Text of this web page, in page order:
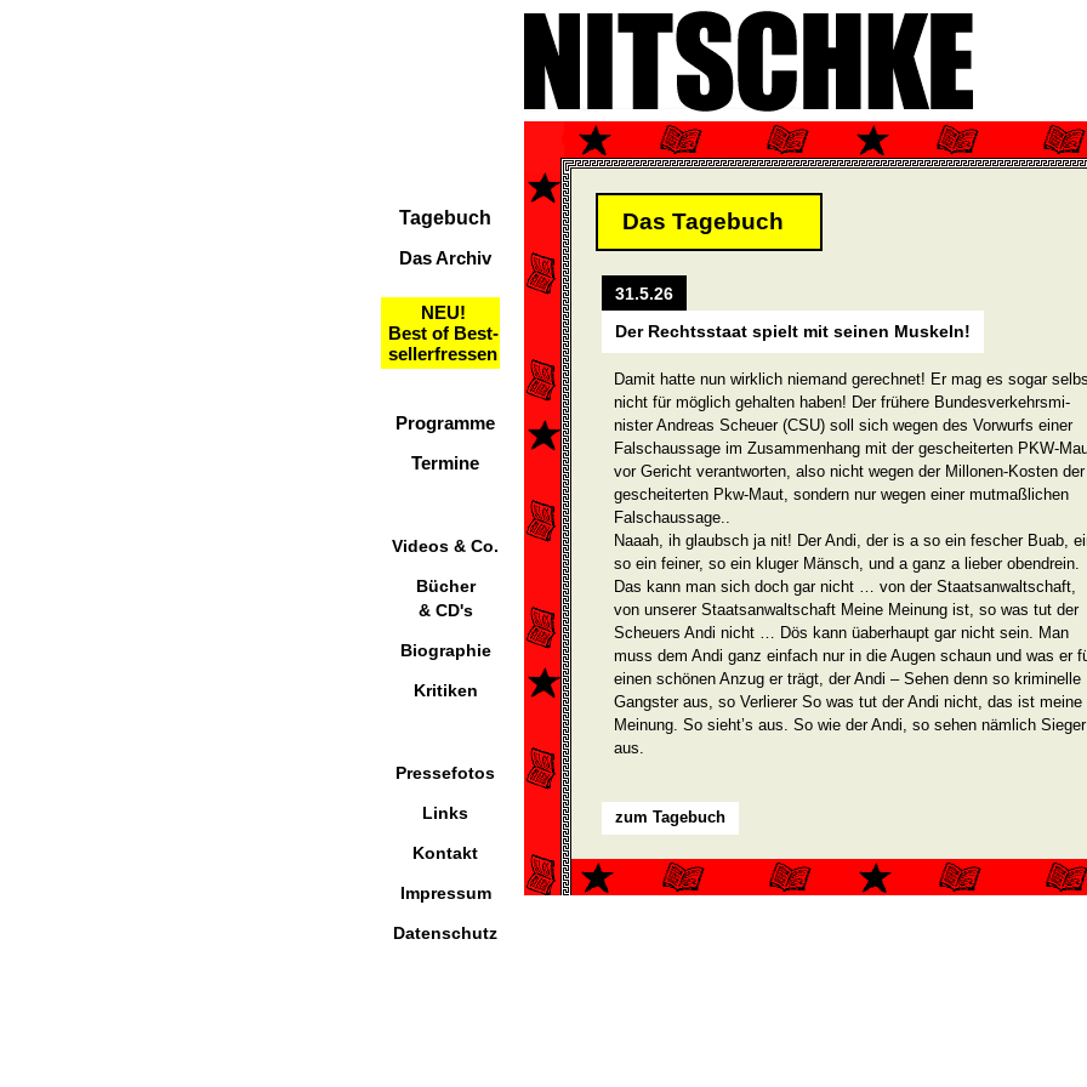
Tagebuch
Das Archiv
NEU!
Best of Best-
sellerfressen
Programme
Termine
Videos & Co.
Bücher
& CD's
Biographie
Kritiken
Pressefotos
Links
Kontakt
Impressum
Datenschutz
Das Tagebuch
31.5.26
Der Rechtsstaat spielt mit seinen Muskeln!
Damit hatte nun wirklich niemand gerechnet! Er mag es sogar
nicht für möglich gehalten haben! Der frühere Bundesverkehrsmi­
nister Andreas Scheuer (CSU) soll sich wegen des Vorwurfs einer
Falschaussage im Zusammenhang mit der gescheiterten PKW-
vor Gericht verantworten, also nicht wegen der Millonen-Kosten der
gescheiterten Pkw-Maut, sondern nur wegen einer mutmaßlichen
Falschaussage..
Naaah, ih glaubsch ja nit! Der Andi, der is a so ein fescher Buab,
so ein feiner, so ein kluger Mänsch, und a ganz a lieber obendrein.
Das kann man sich doch gar nicht … von der Staatsanwaltschaft,
von unserer Staatsanwaltschaft Meine Meinung ist, so was tut der
Scheuers Andi nicht … Dös kann üaberhaupt gar nicht sein. Man
muss dem Andi ganz einfach nur in die Augen schaun und was er
einen schönen Anzug er trägt, der Andi – Sehen denn so kriminelle
Gangster aus, so Verlierer So was tut der Andi nicht, das ist meine
Meinung. So sieht’s aus. So wie der Andi, so sehen nämlich Sieger
aus.
zum Tagebuch